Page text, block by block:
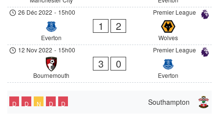
Premier League
26 Déc 2022 - 15h00
Everton
1 2
Wolves
Premier League
12 Nov 2022 - 15h00
Bournemouth
3 0
Everton
Southampton
D D N D D